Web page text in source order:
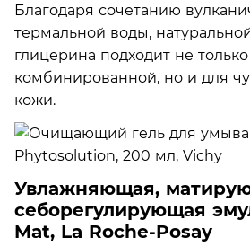
Благодаря сочетанию
термальной воды,
глицерина подходит не
комбинированной, но и для
кожи.
Увлажняющая,
себорегулирующая
Mat, La Roche-Posay